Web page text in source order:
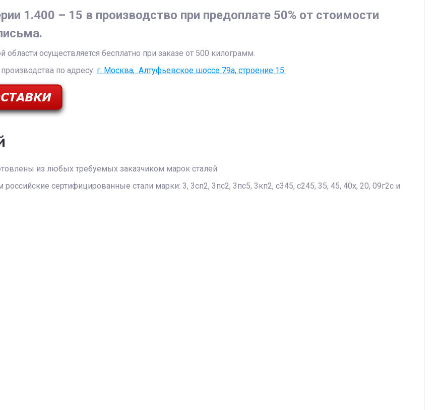
1.400 – 15 в производство при предоплате 50% от стоимости
осуществляется бесплатно при заказе от 500 килограмм.
по адресу: г. Москва, Алтуфьевское шоссе 79а, строение 15.
из любых требуемых заказчиком марок сталей.
сертифицированные стали марки: 3, 3сп2, 3пс2, 3пс5, 3кп2, с345, с245, 35, 45, 40х, 20, 09г2с и